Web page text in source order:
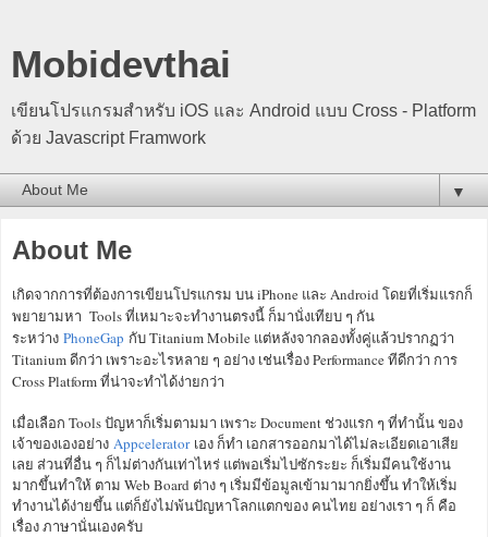
Mobidevthai
เขียนโปรแกรมสำหรับ iOS และ Android แบบ Cross - Platform
ด้วย Javascript Framwork
▼
About Me
เกิดจากการที่ต้องการเขียนโปรแกรม บน iPhone และ Android โดยที่เริ่มแรกก็
พยายามหา Tools ที่เหมาะจะทำงานตรงนี้ ก็มานั่งเทียบ ๆ กัน
ระหว่าง PhoneGap กับ Titanium Mobile แต่หลังจากลองทั้งคู่แล้วปรากฏว่า
Titanium ดีกว่า เพราะอะไรหลาย ๆ อย่าง เช่นเรื่อง Performance ทีดีกว่า การ
Cross Platform ที่น่าจะทำได้ง่ายกว่า
เมื่อเลือก Tools ปัญหาก็เริ่มตามมา เพราะ Document ช่วงแรก ๆ ที่ทำนั้น ของ
เจ้าของเองอย่าง Appceleratorเอง ก็ทำ เอกสารออกมาได้ไม่ละเอียดเอาเสีย
เลย ส่วนที่อื่น ๆ ก็ไม่ต่างกันเท่าไหร่ แต่พอเริ่มไปซักระยะ ก็เริ่มมีคนใช้งาน
มากขึ้นทำให้ ตาม Web Board ต่าง ๆ เริ่มมีข้อมูลเข้ามามากยิ่งขึ้น ทำให้เริ่ม
ทำงานได้ง่ายขึ้น แต่ก็ยังไม่พ้นปัญหาโลกแตกของ คนไทย อย่างเรา ๆ ก็ คือ
เรื่อง ภาษานั่นเองครับ